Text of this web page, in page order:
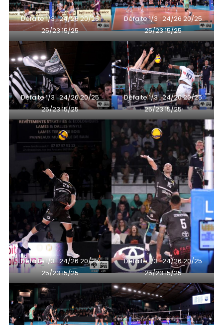
Défaite 1/3 : 24/26 20/25
25/23 15/25
Défaite 1/3 : 24/26 20/25
25/23 15/25
Défaite 1/3 : 24/26 20/25
25/23 15/25
Défaite 1/3 : 24/26 20/25
25/23 15/25
Défaite 1/3 : 24/26 20/25
25/23 15/25
Défaite 1/3 : 24/26 20/25
25/23 15/25